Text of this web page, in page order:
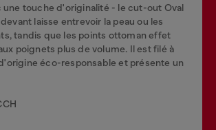
une touche d'originalité - le cut-out Oval
laisse entrevoir la peau ou les
tandis que les points ottoman effet
poignets plus de volume. Il est filé à
éco-responsable et présente un